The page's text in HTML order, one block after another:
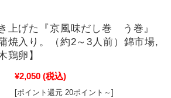
上げた『京風味だし巻 う巻』
焼入り。（約2～3人前）錦市場,
鶏卵】
¥2,050 (税込)
[ポイント還元 20ポイント～]